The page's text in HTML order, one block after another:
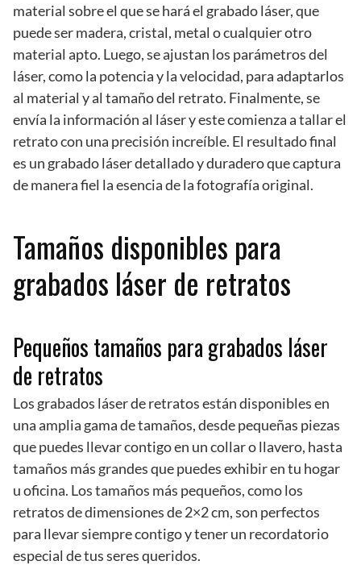
material sobre el que se hará el grabado láser, que
puede ser madera, cristal, metal o cualquier otro
material apto. Luego, se ajustan los parámetros del
láser, como la potencia y la velocidad, para adaptarlos
al material y al tamaño del retrato. Finalmente, se
envía la información al láser y este comienza a tallar el
retrato con una precisión increíble. El resultado final
es un grabado láser detallado y duradero que captura
de manera fiel la esencia de la fotografía original.
Tamaños disponibles para
grabados láser de retratos
Pequeños tamaños para grabados láser
de retratos
Los grabados láser de retratos están disponibles en
una amplia gama de tamaños, desde pequeñas piezas
que puedes llevar contigo en un collar o llavero, hasta
tamaños más grandes que puedes exhibir en tu hogar
u oficina. Los tamaños más pequeños, como los
retratos de dimensiones de 2×2 cm, son perfectos
para llevar siempre contigo y tener un recordatorio
especial de tus seres queridos.